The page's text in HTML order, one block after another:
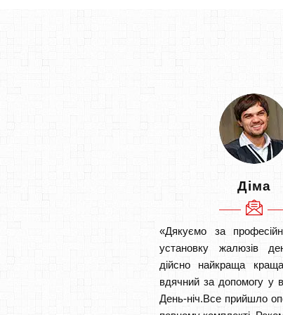
Діма
«Дякуємо за
установку жалюзів
дійсно найкраща
вдячний за допомогу у
День-ніч.Все прийшло